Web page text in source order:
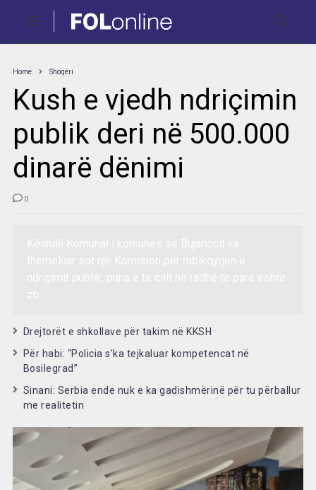
Home Shoqëri
Kush e vjedh ndriçimin
publik deri në 500.000
dinarë dënimi
0
Drejtorët e shkollave për takim në KKSH
Për habi: “Policia s’ka tejkaluar kompetencat në
Bosilegrad”
Sinani: Serbia ende nuk e ka gadishmërinë për tu përballur
me realitetin